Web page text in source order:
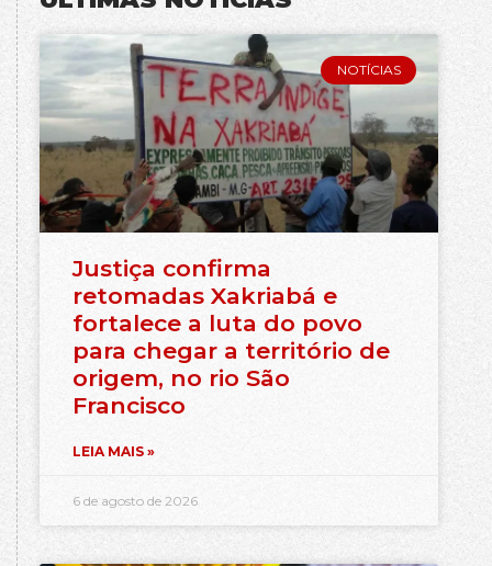
NOTÍCIAS
Justiça confirma
retomadas Xakriabá e
fortalece a luta do povo
para chegar a território de
origem, no rio São
Francisco
LEIA MAIS »
6 de agosto de 2026